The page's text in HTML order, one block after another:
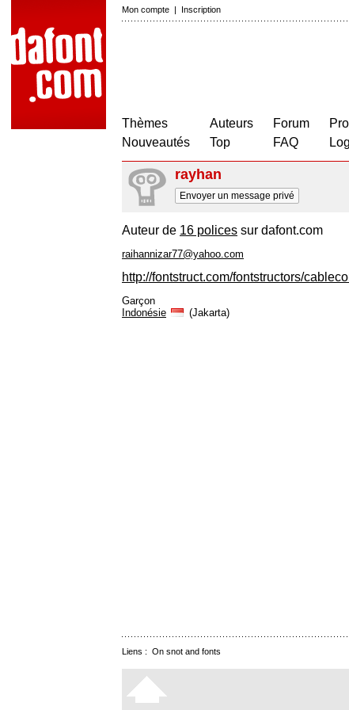
Mon compte | Inscription
Thèmes
Nouveautés
Auteurs
Top
Forum
FAQ
rayhan
Envoyer un message privé
Auteur de 16 polices sur dafont.com
raihannizar77@yahoo.com
http://fontstruct.com/fontstructors/
Garçon
Indonésie
(Jakarta)
Liens : On snot and fonts